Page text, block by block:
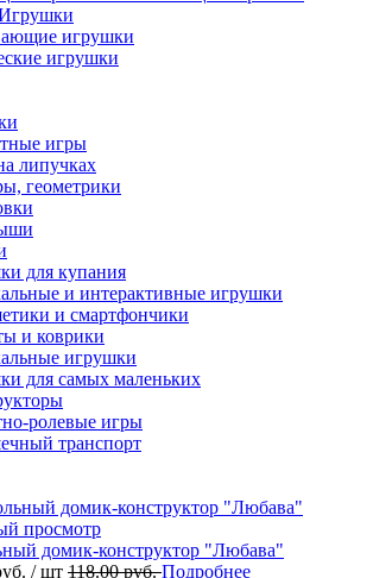
игрушки
игрушки
игры
липучках
геометрики
для купания
и интерактивные игрушки
и смартфончики
и коврики
игрушки
для самых маленьких
ролевые игры
транспорт
просмотр
домик-конструктор "Любава"
/ шт 118.00 руб.Подробнее